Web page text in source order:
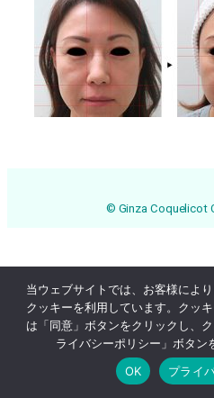
Online Reservation
© Ginza Coquelicot
当ウェブサイトでは、お客様によ
クッキーを利用しています。クッ
は「同意」ボタンをクリックし、
ライバシーポリシー」ボタン
OK
プライ